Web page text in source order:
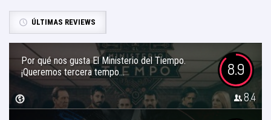
ÚLTIMAS REVIEWS
Por qué nos gusta El Ministerio del Tiempo.
¡Queremos tercera tempo...
8.9
8.4